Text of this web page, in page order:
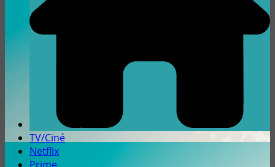
TV/Ciné
Netflix